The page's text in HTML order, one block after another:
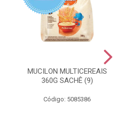
MUCILON MULTICEREAIS
360G SACHÊ (9)
Código: 5085386